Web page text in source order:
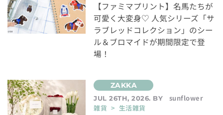
【ファミマプリント】名馬たちが
可愛く大変身♡ 人気シリーズ「サ
ラブレッドコレクション」のシー
ル＆ブロマイドが期間限定で登
場！
JUL 26TH, 2026. BY
sunflower
雑貨 > 生活雑貨